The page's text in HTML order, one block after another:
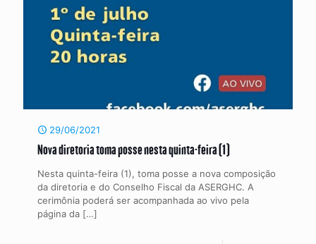
29/06/2021
Nova diretoria toma posse nesta quinta-feira (1)
Nesta quinta-feira (1), toma posse a nova composição
da diretoria e do Conselho Fiscal da ASERGHC. A
cerimônia poderá ser acompanhada ao vivo pela
página da […]